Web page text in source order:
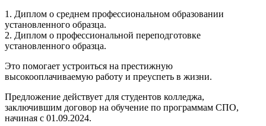
1. Диплом о среднем профессиональном образовании
установленного образца.
2. Диплом о профессиональной переподготовке
установленного образца.
Это помогает устроиться на престижную
высокооплачиваемую работу и преуспеть в жизни.
Предложение действует для студентов колледжа,
заключившим договор на обучение по программам СПО,
начиная с 01.09.2024.